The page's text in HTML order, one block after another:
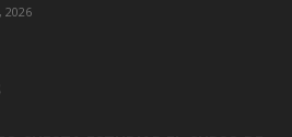
2026